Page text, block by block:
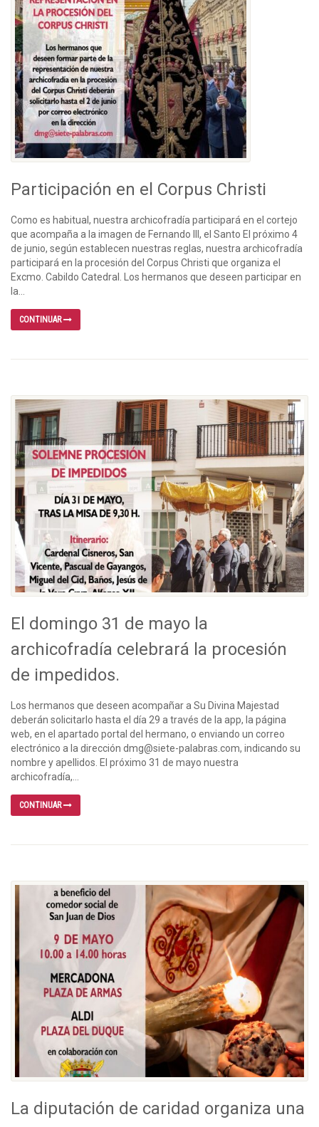
Participación en el Corpus Christi
Como es habitual, nuestra archicofradía participará en el cortejo
que acompaña a la imagen de Fernando III, el Santo El próximo 4
de junio, según establecen nuestras reglas, nuestra archicofradía
participará en la procesión del Corpus Christi que organiza el
Excmo. Cabildo Catedral. Los hermanos que deseen participar en
la...
CONTINUAR
El domingo 31 de mayo la
archicofradía celebrará la procesión
de impedidos.
Los hermanos que deseen acompañar a Su Divina Majestad
deberán solicitarlo hasta el día 29 a través de la app, la página
web, en el apartado portal del hermano, o enviando un correo
electrónico a la dirección dmg@siete-palabras.com, indicando su
nombre y apellidos. El próximo 31 de mayo nuestra
archicofradía,...
CONTINUAR
La diputación de caridad organiza una